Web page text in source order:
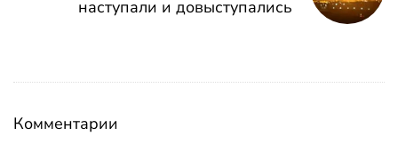
наступали и довыступались
Комментарии